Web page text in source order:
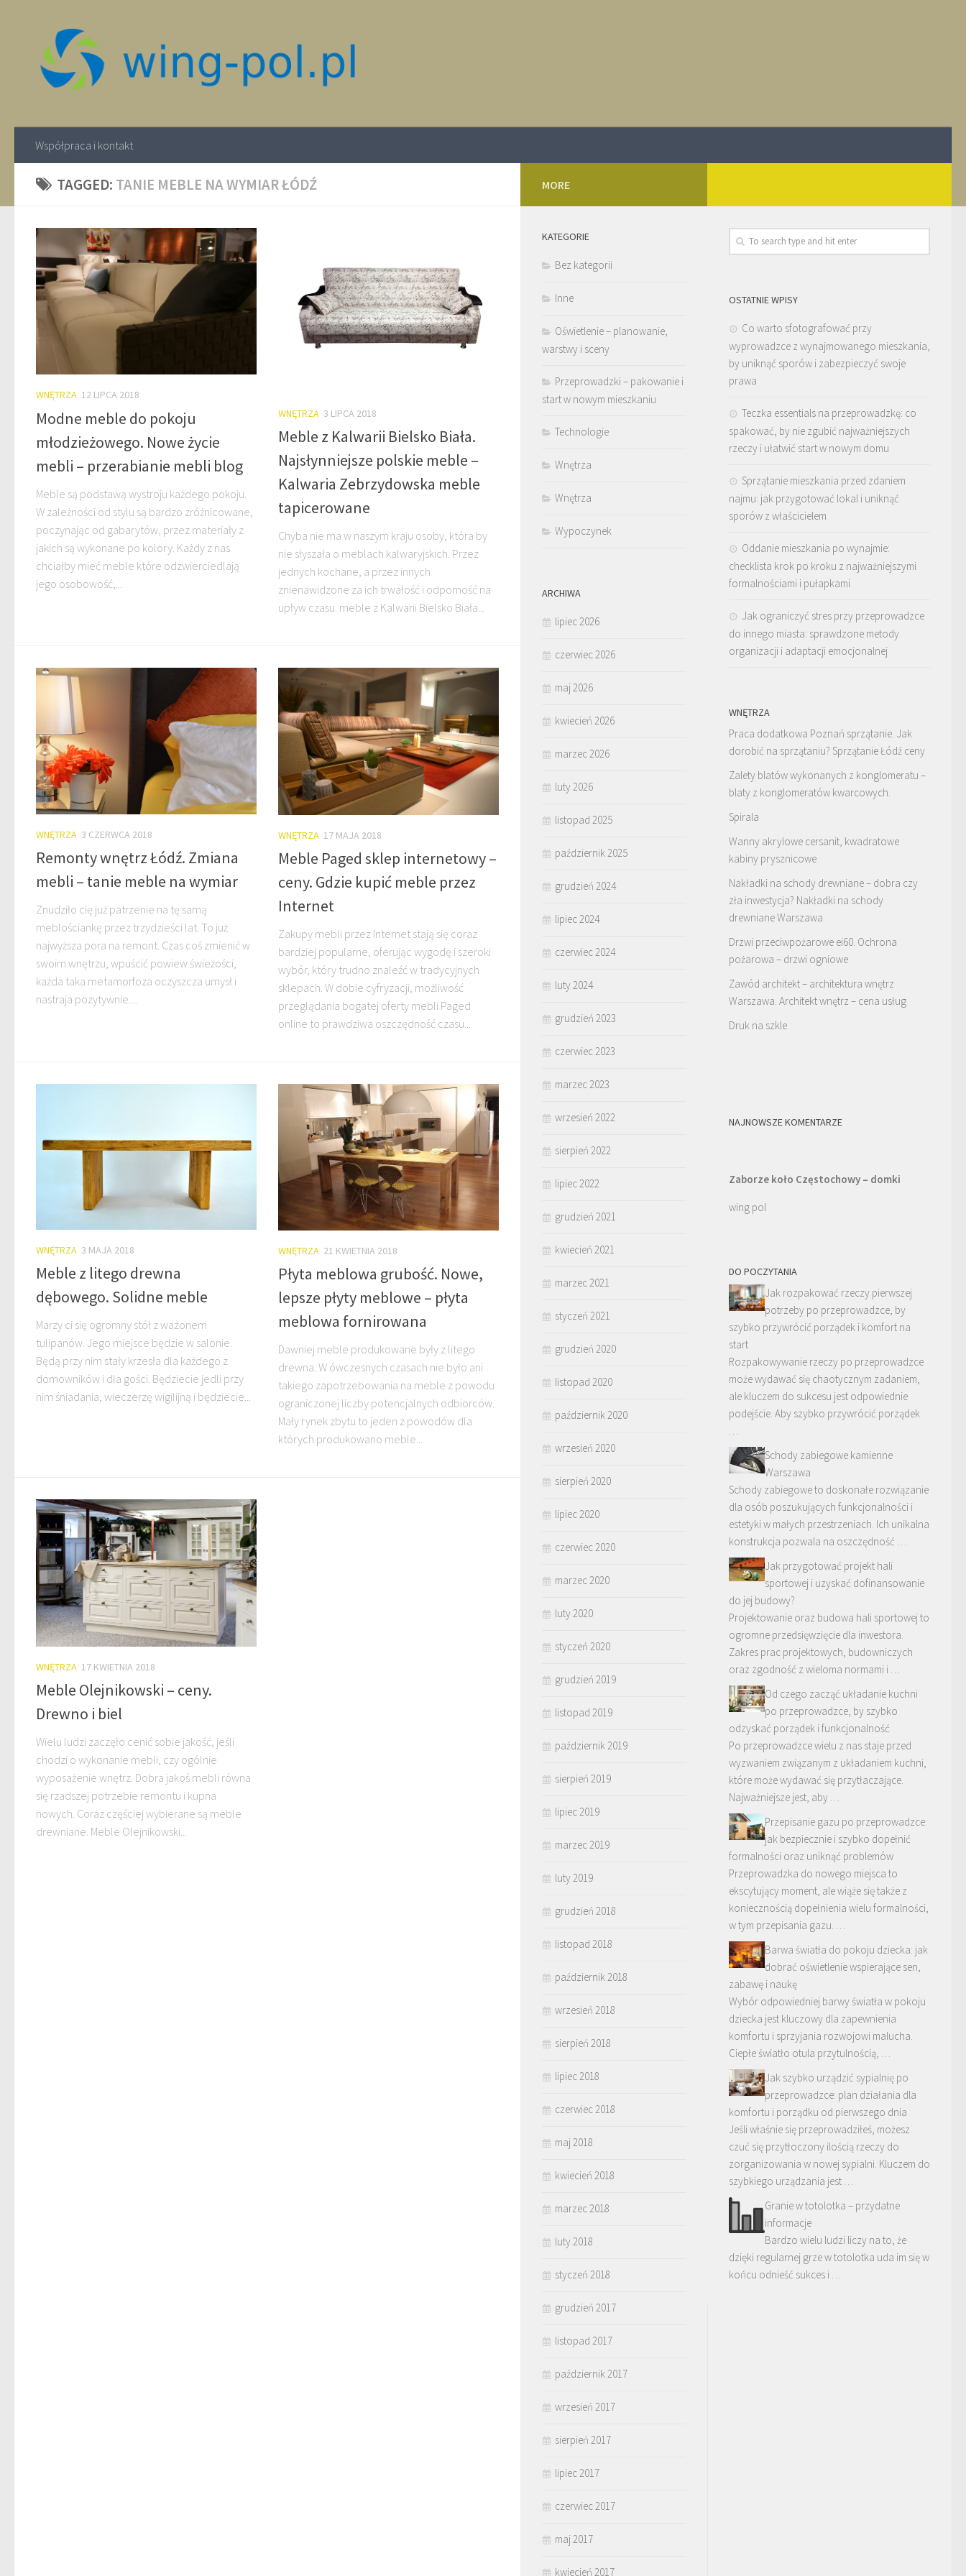
Współpraca i kontakt
TAGGED: TANIE MEBLE NA WYMIAR ŁÓDŹ
WNĘTRZA 12 LIPCA 2018
Modne meble do pokoju
młodzieżowego. Nowe życie
mebli – przerabianie mebli blog
Meble są podstawą wystroju każdego pokoju.
W zależności od stylu są bardzo zróżnicowane,
poczynając od gabarytów, przez materiały z
jakich są wykonane po kolory. Każdy z nas
chciałby mieć meble które odzwierciedlają
jego osobowość,...
WNĘTRZA 3 LIPCA 2018
Meble z Kalwarii Bielsko Biała.
Najsłynniejsze polskie meble –
Kalwaria Zebrzydowska meble
tapicerowane
Chyba nie ma w naszym kraju osoby, która by
nie słyszała o meblach kalwaryjskich. Przez
jednych kochane, a przez innych
znienawidzone za ich trwałość i odporność na
upływ czasu. meble z Kalwarii Bielsko Biała...
WNĘTRZA 3 CZERWCA 2018
Remonty wnętrz Łódź. Zmiana
mebli – tanie meble na wymiar
Znudziło cię już patrzenie na tę samą
meblościankę przez trzydzieści lat. To już
najwyższa pora na remont. Czas coś zmienić w
swoim wnętrzu, wpuścić powiew świeżości,
każda taka metamorfoza oczyszcza umysł i
nastraja pozytywnie....
WNĘTRZA 17 MAJA 2018
Meble Paged sklep internetowy –
ceny. Gdzie kupić meble przez
Internet
Zakupy mebli przez Internet stają się coraz
bardziej popularne, oferując wygodę i szeroki
wybór, który trudno znaleźć w tradycyjnych
sklepach. W dobie cyfryzacji, możliwość
przeglądania bogatej oferty mebli Paged
online to prawdziwa oszczędność czasu...
WNĘTRZA 3 MAJA 2018
Meble z litego drewna
dębowego. Solidne meble
Marzy ci się ogromny stół z wazonem
tulipanów. Jego miejsce będzie w salonie.
Będą przy nim stały krzesła dla każdego z
domowników i dla gości. Będziecie jedli przy
nim śniadania, wieczerzę wigilijną i będziecie...
WNĘTRZA 21 KWIETNIA 2018
Płyta meblowa grubość. Nowe,
lepsze płyty meblowe – płyta
meblowa fornirowana
Dawniej meble produkowane były z litego
drewna. W ówczesnych czasach nie było ani
takiego zapotrzebowania na meble z powodu
ograniczonej liczby potencjalnych odbiorców.
Mały rynek zbytu to jeden z powodów dla
których produkowano meble...
WNĘTRZA 17 KWIETNIA 2018
Meble Olejnikowski – ceny.
Drewno i biel
Wielu ludzi zaczęło cenić sobie jakość, jeśli
chodzi o wykonanie mebli, czy ogólnie
wyposażenie wnętrz. Dobra jakoś mebli równa
się rzadszej potrzebie remontu i kupna
nowych. Coraz częściej wybierane są meble
drewniane. Meble Olejnikowski...
OSTATNIE WPISY
Co warto sfotografować przy
wyprowadzce z wynajmowanego mieszkania,
by uniknąć sporów i zabezpieczyć swoje
prawa
Teczka essentials na przeprowadzkę: co
spakować, by nie zgubić najważniejszych
rzeczy i ułatwić start w nowym domu
Sprzątanie mieszkania przed zdaniem
najmu: jak przygotować lokal i uniknąć
sporów z właścicielem
Oddanie mieszkania po wynajmie:
checklista krok po kroku z najważniejszymi
formalnościami i pułapkami
Jak ograniczyć stres przy przeprowadzce
do innego miasta: sprawdzone metody
organizacji i adaptacji emocjonalnej
WNĘTRZA
Praca dodatkowa Poznań sprzątanie. Jak
dorobić na sprzątaniu? Sprzątanie Łódź ceny
Zalety blatów wykonanych z konglomeratu –
blaty z konglomeratów kwarcowych.
Spirala
Wanny akrylowe cersanit, kwadratowe
kabiny prysznicowe
Nakładki na schody drewniane – dobra czy
zła inwestycja? Nakładki na schody
drewniane Warszawa
Drzwi przeciwpożarowe ei60. Ochrona
pożarowa – drzwi ogniowe
Zawód architekt – architektura wnętrz
Warszawa. Architekt wnętrz – cena usług
Druk na szkle
NAJNOWSZE KOMENTARZE
Zaborze koło Częstochowy – domki
wing pol
DO POCZYTANIA
Jak rozpakować rzeczy pierwszej
potrzeby po przeprowadzce, by
szybko przywrócić porządek i komfort na
start
Rozpakowywanie rzeczy po przeprowadzce
może wydawać się chaotycznym zadaniem,
ale kluczem do sukcesu jest odpowiednie
podejście. Aby szybko przywrócić porządek
…
Schody zabiegowe kamienne
Warszawa
Schody zabiegowe to doskonałe rozwiązanie
dla osób poszukujących funkcjonalności i
estetyki w małych przestrzeniach. Ich unikalna
konstrukcja pozwala na oszczędność …
Jak przygotować projekt hali
sportowej i uzyskać dofinansowanie
do jej budowy?
Projektowanie oraz budowa hali sportowej to
ogromne przedsięwzięcie dla inwestora.
Zakres prac projektowych, budowniczych
oraz zgodność z wieloma normami i …
Od czego zacząć układanie kuchni
po przeprowadzce, by szybko
odzyskać porządek i funkcjonalność
Po przeprowadzce wielu z nas staje przed
wyzwaniem związanym z układaniem kuchni,
które może wydawać się przytłaczające.
Najważniejsze jest, aby …
Przepisanie gazu po przeprowadzce:
jak bezpiecznie i szybko dopełnić
formalności oraz uniknąć problemów
Przeprowadzka do nowego miejsca to
ekscytujący moment, ale wiąże się także z
koniecznością dopełnienia wielu formalności,
w tym przepisania gazu. …
Barwa światła do pokoju dziecka: jak
dobrać oświetlenie wspierające sen,
zabawę i naukę
Wybór odpowiedniej barwy światła w pokoju
dziecka jest kluczowy dla zapewnienia
komfortu i sprzyjania rozwojowi malucha.
Ciepłe światło otula przytulnością, …
Jak szybko urządzić sypialnię po
przeprowadzce: plan działania dla
komfortu i porządku od pierwszego dnia
Jeśli właśnie się przeprowadziłeś, możesz
czuć się przytłoczony ilością rzeczy do
zorganizowania w nowej sypialni. Kluczem do
szybkiego urządzania jest …
Granie w totolotka – przydatne
informacje
Bardzo wielu ludzi liczy na to, że
dzięki regularnej grze w totolotka uda im się w
końcu odnieść sukces i …
MORE
KATEGORIE
Bez kategorii
Inne
Oświetlenie – planowanie,
warstwy i sceny
Przeprowadzki – pakowanie i
start w nowym mieszkaniu
Technologie
Wnętrza
Wnętrza
Wypoczynek
ARCHIWA
lipiec 2026
czerwiec 2026
maj 2026
kwiecień 2026
marzec 2026
luty 2026
listopad 2025
październik 2025
grudzień 2024
lipiec 2024
czerwiec 2024
luty 2024
grudzień 2023
czerwiec 2023
marzec 2023
wrzesień 2022
sierpień 2022
lipiec 2022
grudzień 2021
kwiecień 2021
marzec 2021
styczeń 2021
grudzień 2020
listopad 2020
październik 2020
wrzesień 2020
sierpień 2020
lipiec 2020
czerwiec 2020
marzec 2020
luty 2020
styczeń 2020
grudzień 2019
listopad 2019
październik 2019
sierpień 2019
lipiec 2019
marzec 2019
luty 2019
grudzień 2018
listopad 2018
październik 2018
wrzesień 2018
sierpień 2018
lipiec 2018
czerwiec 2018
maj 2018
kwiecień 2018
marzec 2018
luty 2018
styczeń 2018
grudzień 2017
listopad 2017
październik 2017
wrzesień 2017
sierpień 2017
lipiec 2017
czerwiec 2017
maj 2017
kwiecień 2017